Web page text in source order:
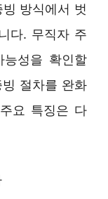
방식에서 벗
다. 무직자 주
성을 확인할
절차를 완화
요 특징은 다